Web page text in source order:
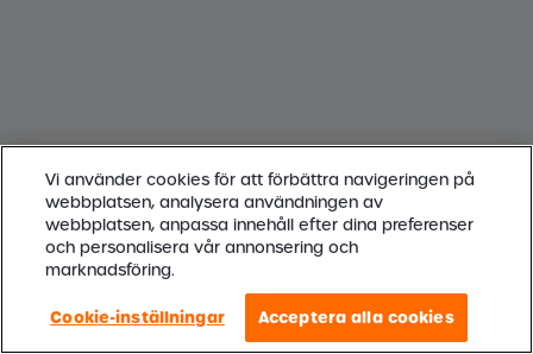
Vi använder cookies för att förbättra navigeringen på
webbplatsen, analysera användningen av
webbplatsen, anpassa innehåll efter dina preferenser
och personalisera vår annonsering och
marknadsföring.
Cookie-inställningar Acceptera alla cookies